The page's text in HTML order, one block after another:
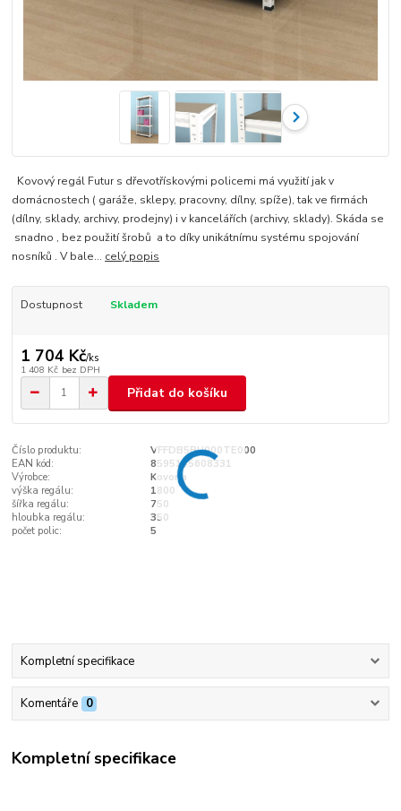
Kovový regál Futur s dřevotřískovými policemi má využití jak v
domácnostech ( garáže, sklepy, pracovny, dílny, spíže), tak ve firmách
(dílny, sklady, archivy, prodejny) i v kancelářích (archivy, sklady). Skáda se
snadno , bez použití šrobů a to díky unikátnímu systému spojování
nosníků . V bale... celý popis
Dostupnost Skladem
1 704 Kč/ks
1 408 Kč bez DPH
Přidat do košíku
Číslo produktu:
VFFDB5BU000TE000
EAN kód:
8595145608331
Výrobce:
Kovona
výška regálu:
1800
šířka regálu:
750
hloubka regálu:
350
počet polic:
5
Kompletní specifikace
Komentáře 0
Kompletní specifikace